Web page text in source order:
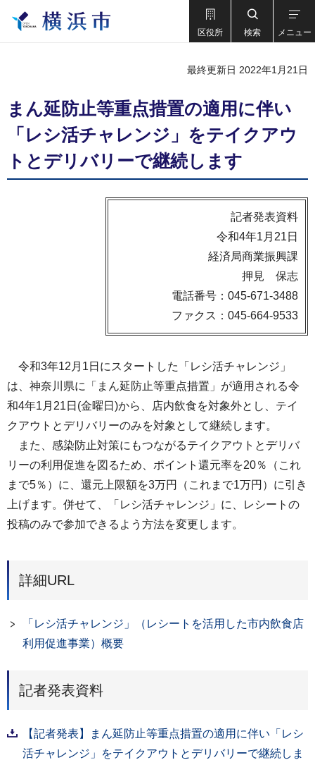
区役所 検索 メニュー
最終更新日 2022年1月21日
まん延防止等重点措置の適用に伴い
「レシ活チャレンジ」をテイクアウ
トとデリバリーで継続します
記者発表資料
令和4年1月21日
経済局商業振興課
押見 保志
電話番号：045-671-3488
ファクス：045-664-9533
令和3年12月1日にスタートした「レシ活チャレンジ」
は、神奈川県に「まん延防止等重点措置」が適用される令
和4年1月21日(金曜日)から、店内飲食を対象外とし、テイ
クアウトとデリバリーのみを対象として継続します。
また、感染防止対策にもつながるテイクアウトとデリバ
リーの利用促進を図るため、ポイント還元率を20％（これ
まで5％）に、還元上限額を3万円（これまで1万円）に引き
上げます。併せて、「レシ活チャレンジ」に、レシートの
投稿のみで参加できるよう方法を変更します。
詳細URL
「レシ活チャレンジ」（レシートを活用した市内飲食店
利用促進事業）概要
記者発表資料
【記者発表】まん延防止等重点措置の適用に伴い「レシ
活チャレンジ」をテイクアウトとデリバリーで継続しま